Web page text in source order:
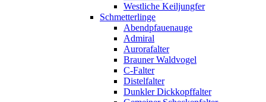
Westliche Keiljungfer
Schmetterlinge
Abendpfauenauge
Admiral
Aurorafalter
Brauner Waldvogel
C-Falter
Distelfalter
Dunkler Dickkopffalter